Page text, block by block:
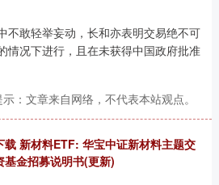
不敢轻举妄动，长和亦表明交易绝不可
情况下进行，且在未获得中国政府批准
：文章来自网络，不代表本站观点。
载 新材料ETF: 华宝中证新材料主题交
金招募说明书(更新)